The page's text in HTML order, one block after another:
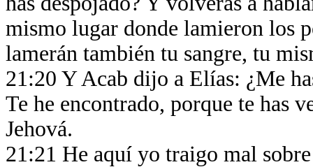
mismo lugar donde lamieron los
lamerán también tu sangre, tu
21:20 Y Acab dijo a Elías: ¿Me
Te he encontrado, porque te has
Jehová.
21:21 He aquí yo traigo mal